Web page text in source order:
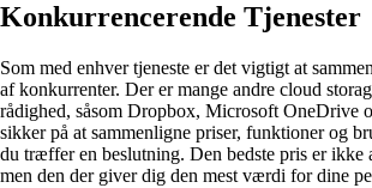
Konkurrencerende Tjenester
Som med enhver tjeneste er det vigtigt at
af konkurrenter. Der er mange andre cloud
rådighed, såsom Dropbox, Microsoft
sikker på at sammenligne priser, funktioner og
du træffer en beslutning. Den bedste pris er ikke
men den der giver dig den mest værdi for dine